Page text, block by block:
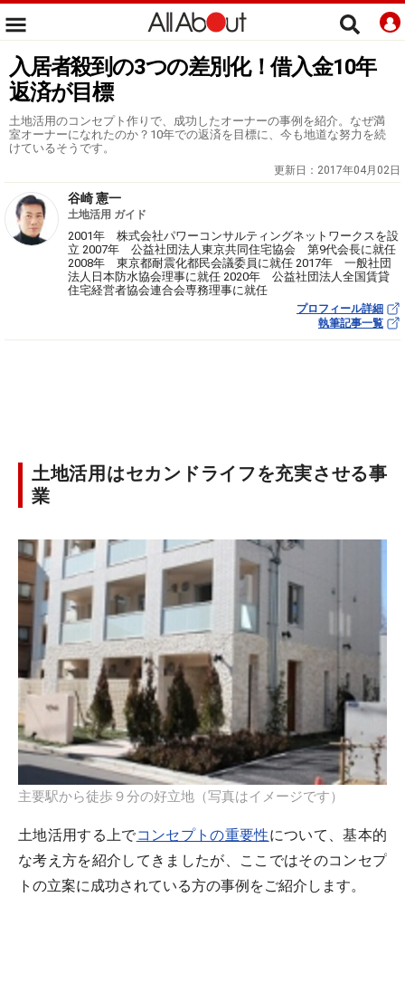
入居者殺到の3つの差別化！借入金10年
返済が目標
土地活用のコンセプト作りで、成功したオーナーの事例を紹介。なぜ満
室オーナーになれたのか？10年での返済を目標に、今も地道な努力を続
けているそうです。
更新日： 2017年04月02日
谷崎 憲一
土地活用 ガイド
2001年 株式会社パワーコンサルティングネットワークスを設
立 2007年 公益社団法人東京共同住宅協会 第9代会長に就任
2008年 東京都耐震化都民会議委員に就任 2017年 一般社団
法人日本防水協会理事に就任 2020年 公益社団法人全国賃貸
住宅経営者協会連合会専務理事に就任
プロフィール詳細
執筆記事一覧
土地活用はセカンドライフを充実させる事
業
主要駅から徒歩９分の好立地（写真はイメージです）
土地活用する上でコンセプトの重要性について、基本的
な考え方を紹介してきましたが、ここではそのコンセプ
トの立案に成功されている方の事例をご紹介します。